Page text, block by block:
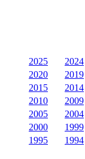
2025
2024
2020
2019
2015
2014
2010
2009
2005
2004
2000
1999
1995
1994